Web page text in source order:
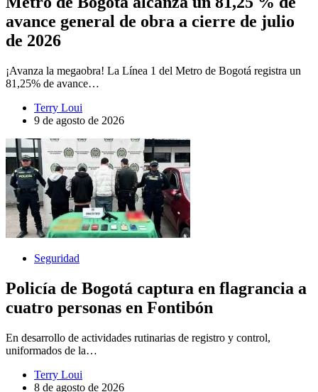
avance general de obra a cierre de julio
de 2026
¡Avanza la megaobra! La Línea 1 del Metro de Bogotá registra un
81,25% de avance…
Terry Loui
9 de agosto de 2026
Seguridad
Policía de Bogotá captura en flagrancia a
cuatro personas en Fontibón
En desarrollo de actividades rutinarias de registro y control,
uniformados de la…
Terry Loui
8 de agosto de 2026